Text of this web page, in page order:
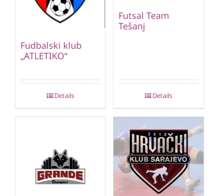
Fudbalski klub
„ATLETIKO“
Details
Futsal Team
Tešanj
Details